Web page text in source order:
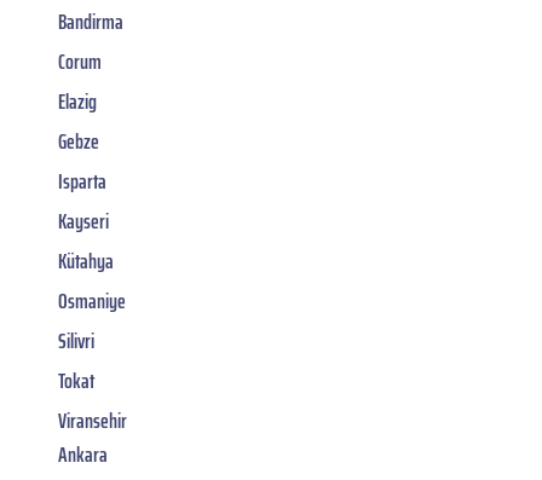
Bandirma
Corum
Elazig
Gebze
Isparta
Kayseri
Kütahya
Osmaniye
Silivri
Tokat
Viransehir
Ankara